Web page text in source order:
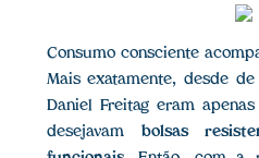
Consumo consciente
Mais exatamente, desde
Daniel Freitag eram
desejavambolsas